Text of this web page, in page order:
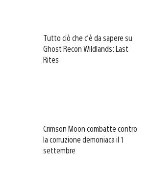
Tutto ciò che c’è da sapere su
Ghost Recon Wildlands: Last
Rites
Crimson Moon combatte contro
la corruzione demoniaca il 1
settembre